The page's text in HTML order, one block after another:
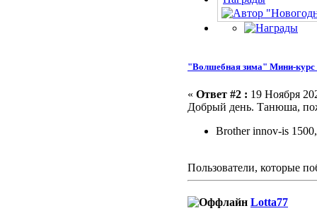
"Волшебная зима" Мини-курс
« Ответ #2 : 19 Ноября
Добрый день. Танюша,
Brother innov-is
Пользователи, которые
Lotta77